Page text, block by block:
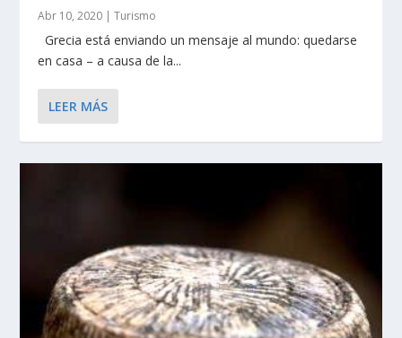
Abr 10, 2020 |Turismo
Grecia está enviando un mensaje al mundo: quedarse
en casa – a causa de la...
LEER MÁS